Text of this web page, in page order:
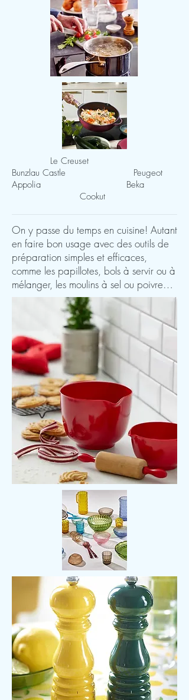
Le Creuset
Bunzlau Castle Peugeot
Appolia Beka
Cookut
On y passe du temps en cuisine! Autant
en faire bon usage avec des outils de
préparation simples et efficaces,
comme les papillotes, bols à servir ou à
mélanger, les moulins à sel ou poivre…